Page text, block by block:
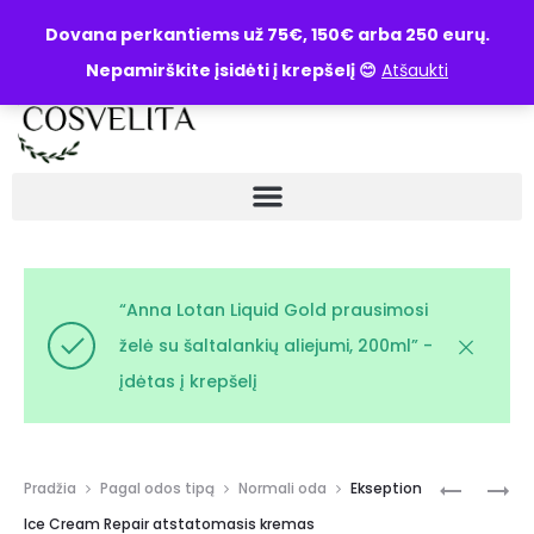
Dovana perkantiems už 75€, 150€ arba 250 eurų.
Nepamirškite įsidėti į krepšelį 😊 Atšaukti
UŽKLAUSA
“Anna Lotan Liquid Gold prausimosi
želė su šaltalankių aliejumi, 200ml” -
įdėtas į krepšelį
Pradžia Pagal odos tipą Normali oda
Ekseption
Ice Cream Repair atstatomasis kremas